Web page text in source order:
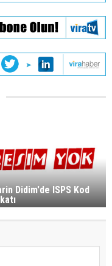
Didim'de ISPS Kod